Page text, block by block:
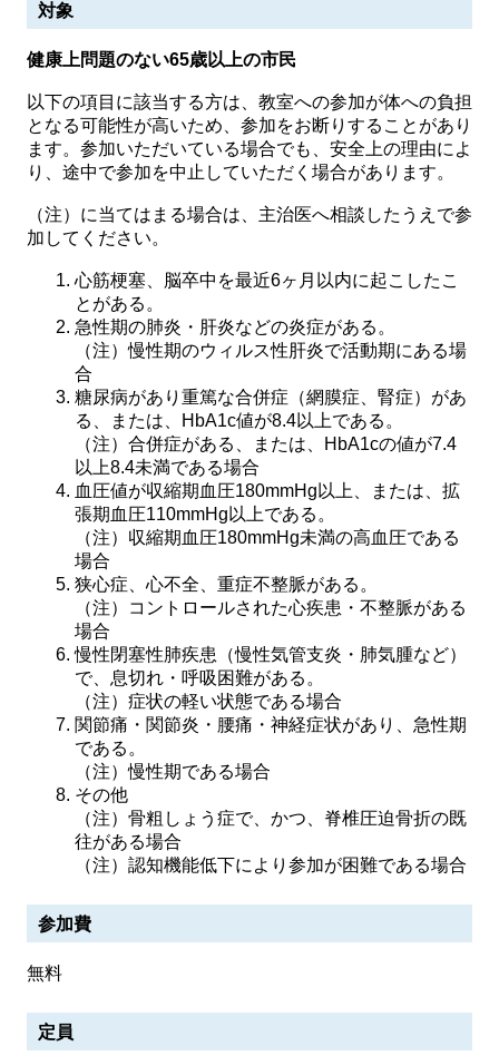
対象
健康上問題のない65歳以上の市民
以下の項目に該当する方は、教室への参加が体への負担
となる可能性が高いため、参加をお断りすることがあり
ます。参加いただいている場合でも、安全上の理由によ
り、途中で参加を中止していただく場合があります。
（注）に当てはまる場合は、主治医へ相談したうえで参
加してください。
心筋梗塞、脳卒中を最近6ヶ月以内に起こしたこ
とがある。
急性期の肺炎・肝炎などの炎症がある。
（注）慢性期のウィルス性肝炎で活動期にある場
合
糖尿病があり重篤な合併症（網膜症、腎症）があ
る、または、HbA1c値が8.4以上である。
（注）合併症がある、または、HbA1cの値が7.4
以上8.4未満である場合
血圧値が収縮期血圧180mmHg以上、または、拡
張期血圧110mmHg以上である。
（注）収縮期血圧180mmHg未満の高血圧である
場合
狭心症、心不全、重症不整脈がある。
（注）コントロールされた心疾患・不整脈がある
場合
慢性閉塞性肺疾患（慢性気管支炎・肺気腫など）
で、息切れ・呼吸困難がある。
（注）症状の軽い状態である場合
関節痛・関節炎・腰痛・神経症状があり、急性期
である。
（注）慢性期である場合
その他
（注）骨粗しょう症で、かつ、脊椎圧迫骨折の既
往がある場合
（注）認知機能低下により参加が困難である場合
参加費
無料
定員